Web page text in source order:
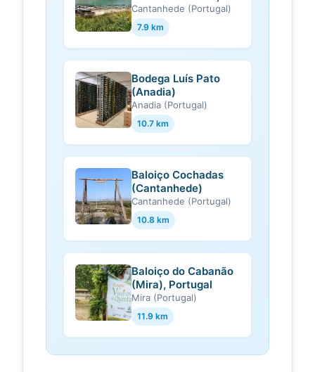
(Cantanhede)
Cantanhede (Portugal)
7.9 km
Bodega Luís Pato
(Anadia)
Anadia (Portugal)
10.7 km
Baloiço Cochadas
(Cantanhede)
Cantanhede (Portugal)
10.8 km
Baloiço do Cabanão
(Mira), Portugal
Mira (Portugal)
11.9 km